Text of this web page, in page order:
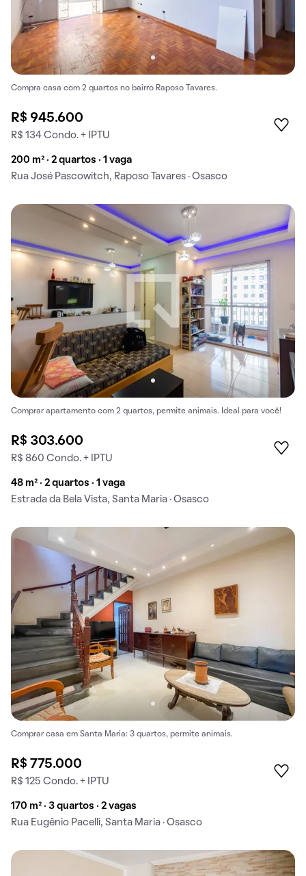
Compra casa com 2 quartos no bairro Raposo Tavares.
R$ 945.600
R$ 134 Condo. + IPTU
200 m² · 2 quartos · 1 vaga
Rua José Pascowitch, Raposo Tavares · Osasco
Comprar apartamento com 2 quartos, permite animais. Ideal para você!
R$ 303.600
R$ 860 Condo. + IPTU
48 m² · 2 quartos · 1 vaga
Estrada da Bela Vista, Santa Maria · Osasco
Comprar casa em Santa Maria: 3 quartos, permite animais.
R$ 775.000
R$ 125 Condo. + IPTU
170 m² · 3 quartos · 2 vagas
Rua Eugênio Pacelli, Santa Maria · Osasco